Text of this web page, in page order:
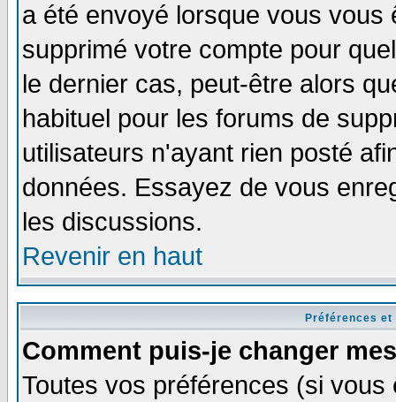
a été envoyé lorsque vous
supprimé votre compte pour
le dernier cas, peut-être alors
habituel pour les forums de
utilisateurs n'ayant rien posté
données. Essayez de vous
les discussions.
Revenir en haut
Préférences
Comment puis-je changer
Toutes vos préférences (si